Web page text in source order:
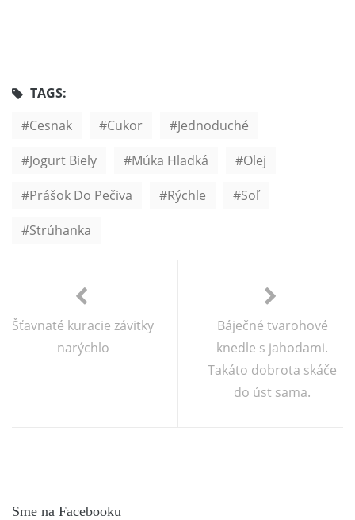
TAGS:
Cesnak
Cukor
Jednoduché
Jogurt Biely
Múka Hladká
Olej
Prášok Do Pečiva
Rýchle
Soľ
Strúhanka
Šťavnaté kuracie závitky
narýchlo
Báječné tvarohové
knedle s jahodami.
Takáto dobrota skáče
do úst sama.
Sme na Facebooku